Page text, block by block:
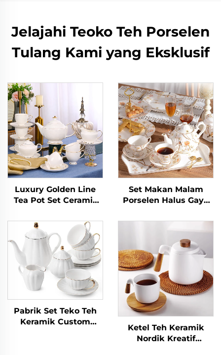
Jelajahi Teoko Teh Porselen
Tulang Kami yang Eksklusif
Luxury Golden Line
Tea Pot Set Ceramic
China Tea and Coffee
Set
Set Makan Malam
Porselen Halus Gaya
Inggris Baru dengan
Aroma Teh Hitam Set
Teko Teh Eropa
Berkualitas Tinggi
untuk Rumah
Pabrik Set Teko Teh
Keramik Custom
Ketel Teh Keramik
Nordik Kreatif